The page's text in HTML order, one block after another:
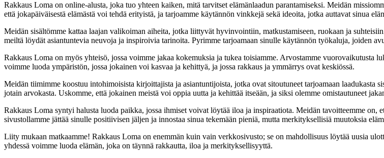
Rakkaus Loma on online-alusta, joka tuo yhteen kaiken, mitä tarvitset elämänlaadun parantamiseksi. Meidän
että jokapäiväisestä elämästä voi tehdä erityistä, ja tarjoamme käytännön vinkkejä sekä ideoita, jotka auttavat sinua
Meidän sisältömme kattaa laajan valikoiman aiheita, jotka liittyvät hyvinvointiin, matkustamiseen, ruokaan ja
meiltä löydät asiantuntevia neuvoja ja inspiroivia tarinoita. Pyrimme tarjoamaan sinulle käytännön työkaluja, joiden
Rakkaus Loma on myös yhteisö, jossa voimme jakaa kokemuksia ja tukea toisiamme. Arvostamme vuorovaikutusta
voimme luoda ympäristön, jossa jokainen voi kasvaa ja kehittyä, ja jossa rakkaus ja ymmärrys ovat keskiössä.
Meidän tiimimme koostuu intohimoisista kirjoittajista ja asiantuntijoista, jotka ovat sitoutuneet tarjoamaan laadukasta
jotain arvokasta. Uskomme, että jokainen meistä voi oppia uutta ja kehittää itseään, ja siksi olemme omistautuneet
Rakkaus Loma syntyi halusta luoda paikka, jossa ihmiset voivat löytää iloa ja inspiraatiota. Meidän tavoitteemme
sivustollamme jättää sinulle positiivisen jäljen ja innostaa sinua tekemään pieniä, mutta merkityksellisiä muutoksia
Liity mukaan matkaamme! Rakkaus Loma on enemmän kuin vain verkkosivusto; se on mahdollisuus löytää uusia
yhdessä voimme luoda elämän, joka on täynnä rakkautta, iloa ja merkityksellisyyttä.